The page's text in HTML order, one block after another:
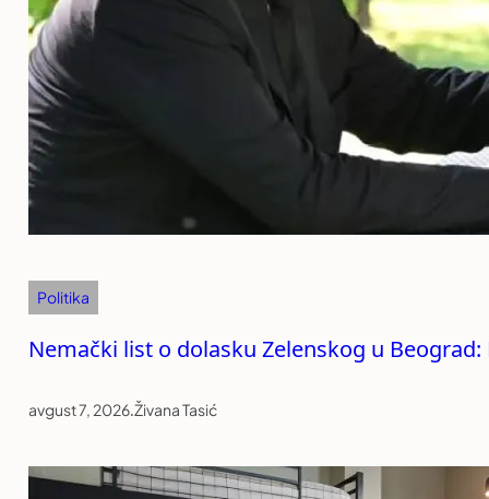
Politika
Nemački list o dolasku Zelenskog u
avgust 7, 2026.Živana Tasić